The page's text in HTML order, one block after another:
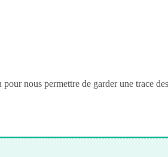
nous permettre de garder une trace